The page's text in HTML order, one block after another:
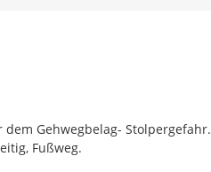
Gehwegbelag- Stolpergefahr.
Fußweg.